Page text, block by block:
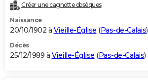
Créer une cagnotte obsèques
Naissance
20/10/1902 à Vieille-Église (Pas-de-Calais)
Décès
25/12/1989 à Vieille-Église (Pas-de-Calais)